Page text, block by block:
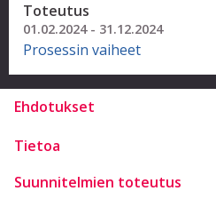
Toteutus
01.02.2024 - 31.12.2024
Prosessin vaiheet
Ehdotukset
Tietoa
Suunnitelmien toteutus